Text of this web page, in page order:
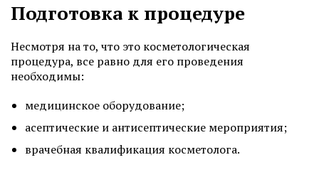
Подготовка к процедуре
Несмотря на то, что это косметологическая
процедура, все равно для его проведения
необходимы:
медицинское оборудование;
асептические и антисептические мероприятия;
врачебная квалификация косметолога.